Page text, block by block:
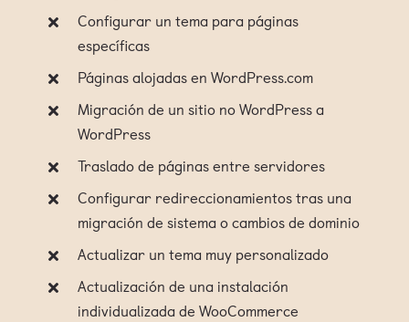
Configurar un tema para páginas
específicas
Páginas alojadas en WordPress.com
Migración de un sitio no WordPress a
WordPress
Traslado de páginas entre servidores
Configurar redireccionamientos tras una
migración de sistema o cambios de dominio
Actualizar un tema muy personalizado
Actualización de una instalación
individualizada de WooCommerce